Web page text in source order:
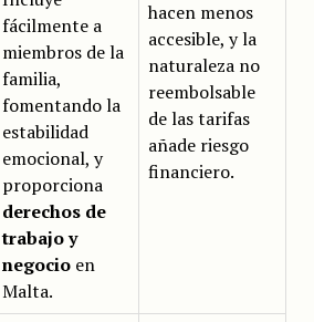
fácilmente a
miembros de la
familia,
fomentando la
estabilidad
emocional, y
proporciona
derechos de
trabajo y
negocioen
Malta.
hacen menos
accesible, y la
naturaleza no
reembolsable
de las tarifas
añade riesgo
financiero.